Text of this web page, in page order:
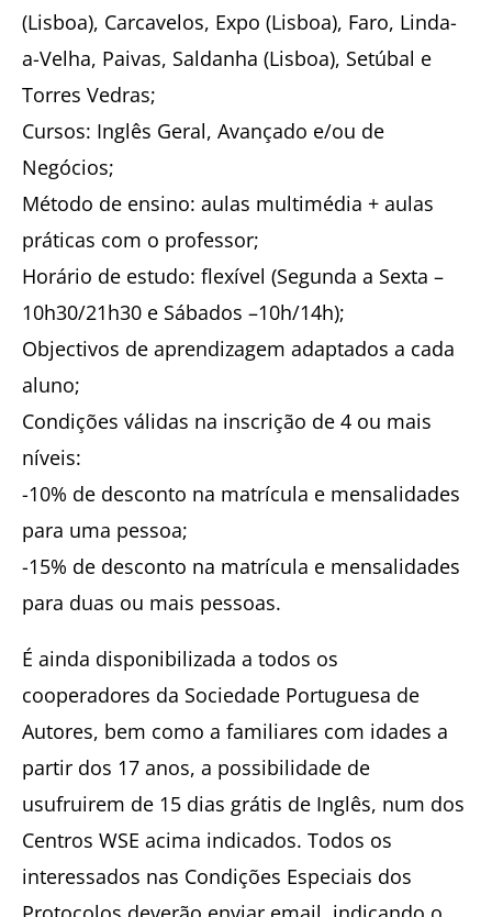
(Lisboa), Carcavelos, Expo (Lisboa), Faro, Linda-
a-Velha, Paivas, Saldanha (Lisboa), Setúbal e
Torres Vedras;
Cursos: Inglês Geral, Avançado e/ou de
Negócios;
Método de ensino: aulas multimédia + aulas
práticas com o professor;
Horário de estudo: flexível (Segunda a Sexta –
10h30/21h30 e Sábados –10h/14h);
Objectivos de aprendizagem adaptados a cada
aluno;
Condições válidas na inscrição de 4 ou mais
níveis:
-10% de desconto na matrícula e mensalidades
para uma pessoa;
-15% de desconto na matrícula e mensalidades
para duas ou mais pessoas.
É ainda disponibilizada a todos os
cooperadores da Sociedade Portuguesa de
Autores, bem como a familiares com idades a
partir dos 17 anos, a possibilidade de
usufruirem de 15 dias grátis de Inglês, num dos
Centros WSE acima indicados. Todos os
interessados nas Condições Especiais dos